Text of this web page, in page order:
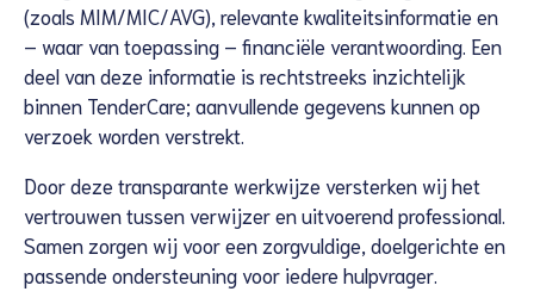
(zoals MIM/MIC/AVG), relevante kwaliteitsinformatie en
– waar van toepassing – financiële verantwoording. Een
deel van deze informatie is rechtstreeks inzichtelijk
binnen TenderCare; aanvullende gegevens kunnen op
verzoek worden verstrekt.
Door deze transparante werkwijze versterken wij het
vertrouwen tussen verwijzer en uitvoerend professional.
Samen zorgen wij voor een zorgvuldige, doelgerichte en
passende ondersteuning voor iedere hulpvrager.